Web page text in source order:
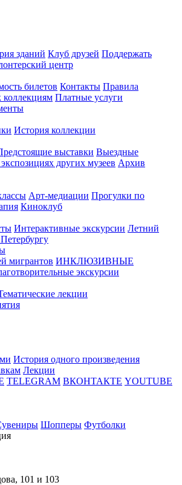
зданий Клуб друзей Поддержать
центр
билетов Контакты Правила
коллекциям Платные услуги
История коллекции
выставки Выездные
других музеев Архив
Арт-медиации Прогулки по
Киноклуб
Интерактивные экскурсии Летний
мигрантов ИНКЛЮЗИВНЫЕ
экскурсии
лекции
История одного произведения
Лекции
TELEGRAM ВКОНТАКТЕ YOUTUBE
Шопперы Футболки
101 и 103